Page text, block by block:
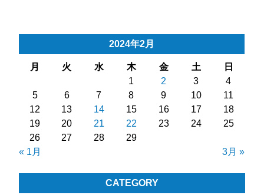
2024年2月
月 火 水 木 金 土 日
« 1月 3月 »
1 2 3
4
5
6 7 8 9 10
11
12
13 14 15 16 17
18
19
20 21 22 23 24
25
26
27 28 29
CATEGORY